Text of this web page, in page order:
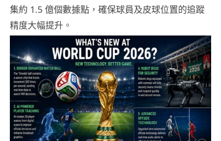
集約 1.5 億個數據點，確保球員及皮球位置的追蹤
精度大幅提升。